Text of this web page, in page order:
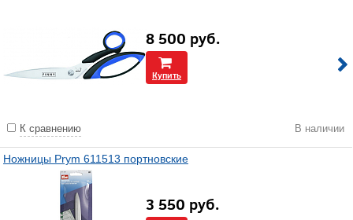
8 500 руб.
Купить
К сравнению В наличии
Ножницы Prym 611513 портновские
3 550 руб.